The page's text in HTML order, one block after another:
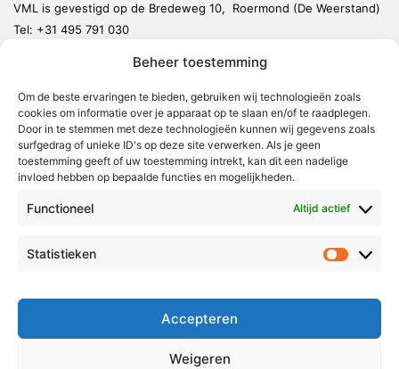
Beheer toestemming
Om de beste ervaringen te bieden, gebruiken wij technologieën zoals
cookies om informatie over je apparaat op te slaan en/of te raadplegen.
Door in te stemmen met deze technologieën kunnen wij gegevens zoals
surfgedrag of unieke ID's op deze site verwerken. Als je geen
toestemming geeft of uw toestemming intrekt, kan dit een nadelige
invloed hebben op bepaalde functies en mogelijkheden.
Functioneel Altijd actief
Statistieken
Accepteren
Weigeren
VML is gevestigd op de Bredeweg 10, Roermond (De Weerstand)
Tel: +31 495 791 030
Weert
Nederweert
Leudal
Maasgouw
Echt-Susteren
Roermond
Radio & TV